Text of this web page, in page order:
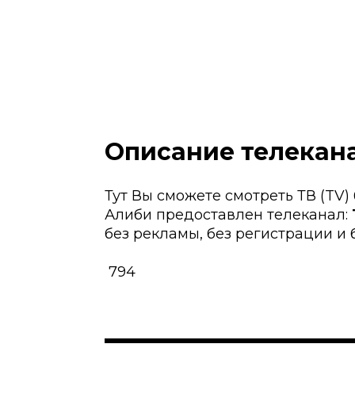
Описание
Тут Вы сможете смотреть ТВ
Алиби предоставлен телеканал:
без рекламы, без регистрации и
794